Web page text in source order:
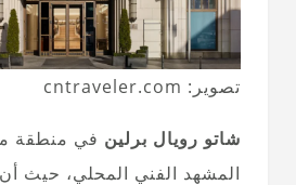
تصوير: cntraveler.com
شاتو رويال برلين في منطقة
المشهد الفني المحلي، حيث